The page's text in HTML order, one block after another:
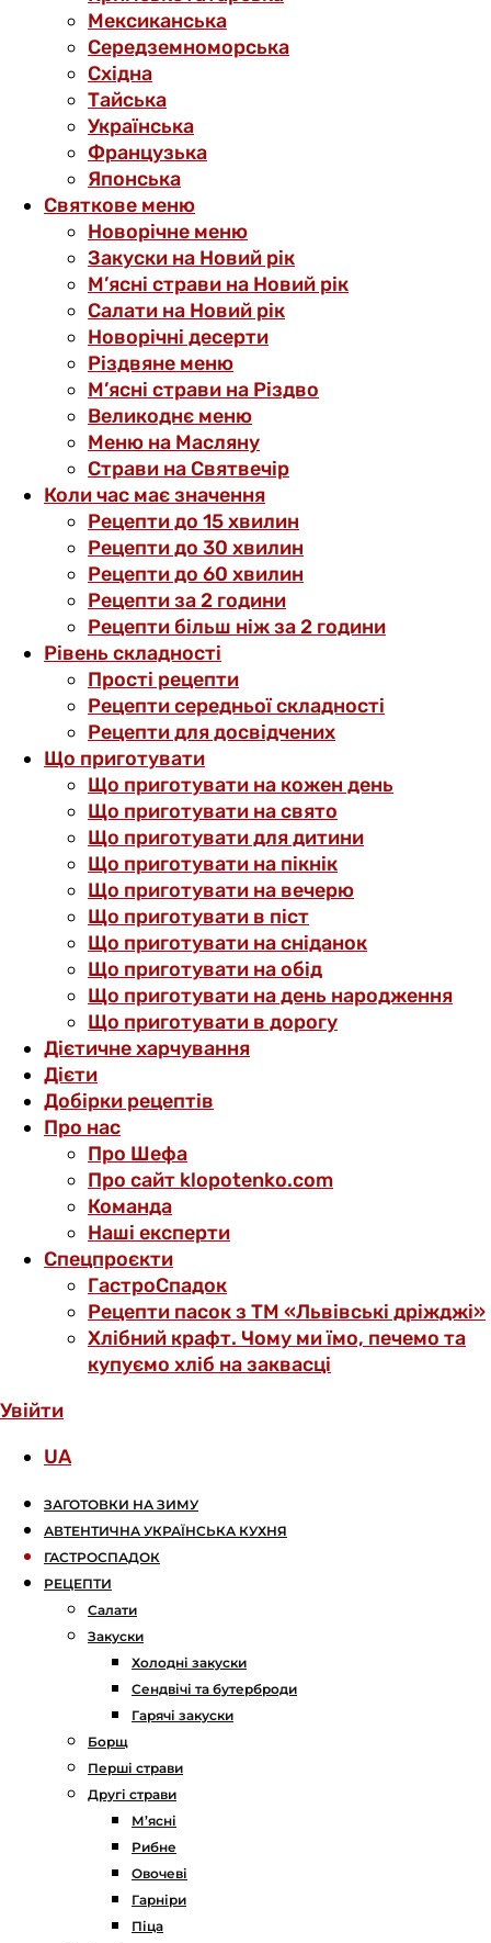
Мексиканська
Середземноморська
Східна
Тайська
Українська
Французька
Японська
Святкове меню
Новорічне меню
Закуски на Новий рік
М’ясні страви на Новий рік
Салати на Новий рік
Новорічні десерти
Різдвяне меню
М’ясні страви на Різдво
Великоднє меню
Меню на Масляну
Страви на Святвечір
Коли час має значення
Рецепти до 15 хвилин
Рецепти до 30 хвилин
Рецепти до 60 хвилин
Рецепти за 2 години
Рецепти більш ніж за 2 години
Рівень складності
Прості рецепти
Рецепти середньої складності
Рецепти для досвідчених
Що приготувати
Що приготувати на кожен день
Що приготувати на свято
Що приготувати для дитини
Що приготувати на пікнік
Що приготувати на вечерю
Що приготувати в піст
Що приготувати на сніданок
Що приготувати на обід
Що приготувати на день народження
Що приготувати в дорогу
Дієтичне харчування
Дієти
Добірки рецептів
Про нас
Про Шефа
Про сайт klopotenko.com
Команда
Наші експерти
Спецпроєкти
ГастроСпадок
Рецепти пасок з ТМ «Львівські дріжджі»
Хлібний крафт. Чому ми їмо, печемо та
купуємо хліб на заквасці
Увійти
UA
ЗАГОТОВКИ НА ЗИМУ
АВТЕНТИЧНА УКРАЇНСЬКА КУХНЯ
ГАСТРОСПАДОК
РЕЦЕПТИ
Салати
Закуски
Холодні закуски
Сендвічі та бутерброди
Гарячі закуски
Борщ
Перші страви
Другі страви
М’ясні
Рибне
Овочеві
Гарніри
Піца